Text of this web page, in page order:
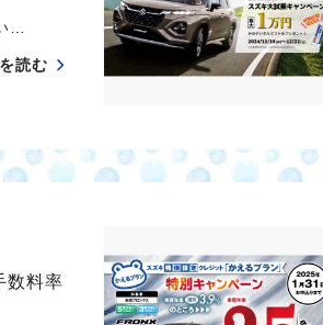
…
読む
数料率